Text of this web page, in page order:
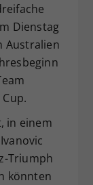
Dienstag
Australien
in einem
Triumph
könnten